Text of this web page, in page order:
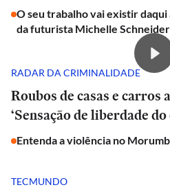
O seu trabalho vai existir daqui
da futurista Michelle Schneider
RADAR DA CRIMINALIDADE
Roubos de casas e carros
‘Sensação de liberdade
Entenda a violência no
TECMUNDO